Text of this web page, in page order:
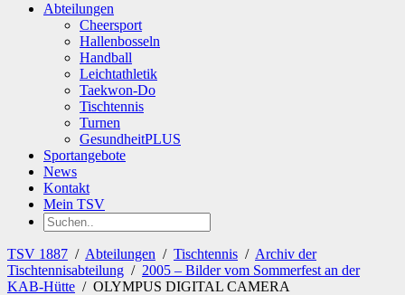
SuchenAbteilungen
Cheersport
Hallenbosseln
Handball
Leichtathletik
Taekwon-Do
Tischtennis
Turnen
GesundheitPLUS
Sportangebote
News
Kontakt
Mein TSV
TSV 1887 / Abteilungen / Tischtennis / Archiv der
Tischtennisabteilung / 2005 – Bilder vom Sommerfest an der
KAB-Hütte / OLYMPUS DIGITAL CAMERA